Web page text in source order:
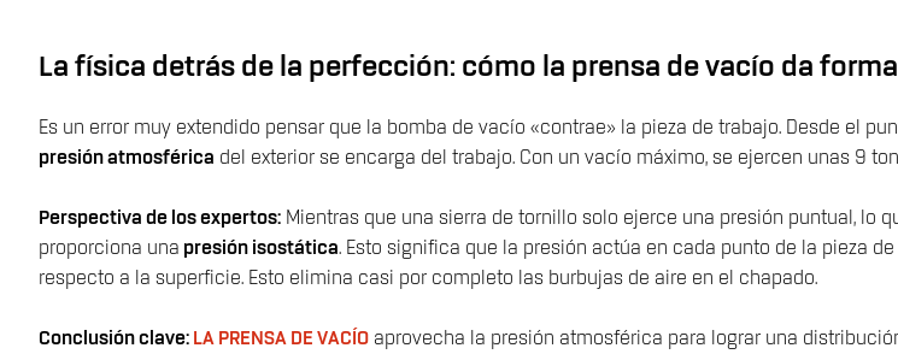
La física detrás de la perfección: cómo la prensa de vacío da
Es un error muy extendido pensar que la bomba de vacío «contrae» la pieza de trabajo. Desde el
presión atmosférica del exterior se encarga del trabajo. Con un vacío máximo, se ejercen unas 9
Perspectiva de los expertos: Mientras que una sierra de tornillo solo ejerce una presión puntual, lo
proporciona una presión isostática. Esto significa que la presión actúa en cada punto de la pieza
respecto a la superficie. Esto elimina casi por completo las burbujas de aire en el chapado.
Conclusión clave: LA PRENSA DE VACÍO aprovecha la presión atmosférica para lograr una